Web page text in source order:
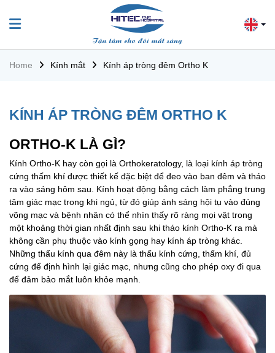
Home Kính mắt Kính áp tròng đêm Ortho K
KÍNH ÁP TRÒNG ĐÊM ORTHO K
ORTHO-K LÀ GÌ?
Kính Ortho-K hay còn gọi là Orthokeratology, là loại kính áp tròng
cứng thấm khí được thiết kế đặc biệt để đeo vào ban đêm và tháo
ra vào sáng hôm sau. Kính hoạt động bằng cách làm phẳng trung
tâm giác mạc trong khi ngủ, từ đó giúp ánh sáng hội tụ vào đúng
võng mạc và bệnh nhân có thể nhìn thấy rõ ràng mọi vật trong
một khoảng thời gian nhất định sau khi tháo kính Ortho-K ra mà
không cần phụ thuộc vào kính gọng hay kính áp tròng khác.
Những thấu kính qua đêm này là thấu kính cứng, thấm khí, đủ
cứng để định hình lại giác mạc, nhưng cũng cho phép oxy đi qua
để đảm bảo mắt luôn khỏe mạnh.